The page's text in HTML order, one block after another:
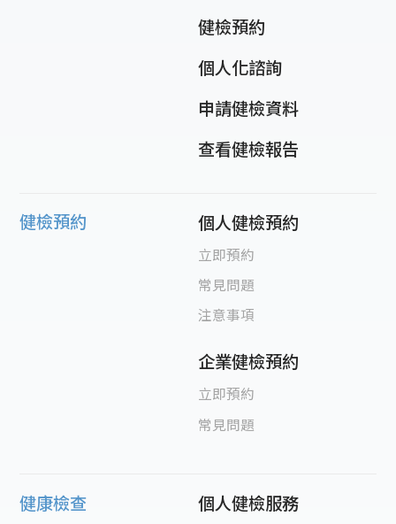
健檢預約
個人化諮詢
申請健檢資料
查看健檢報告
健檢預約 個人健檢預約
立即預約
常見問題
注意事項
企業健檢預約
立即預約
常見問題
健康檢查 個人健檢服務